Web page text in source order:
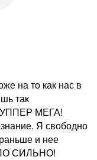
на то как нас в
так
МЕГА!
Я свободно
и нее
СИЛЬНО!